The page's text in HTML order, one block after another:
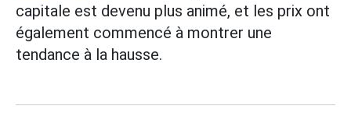
capitale est devenu plus animé, et les prix ont
également commencé à montrer une
tendance à la hausse.